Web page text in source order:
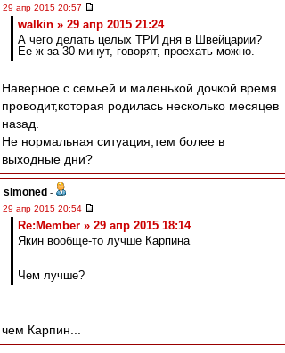
29 апр 2015 20:57
walkin » 29 апр 2015 21:24
А чего делать целых ТРИ дня в Швейцарии?
Ее ж за 30 минут, говорят, проехать можно.
Наверное с семьей и маленькой дочкой время
проводит,которая родилась несколько месяцев
назад.
Не нормальная ситуация,тем более в
выходные дни?
simoned -
29 апр 2015 20:54
Re:Member » 29 апр 2015 18:14
Якин вообще-то лучше Карпина
Чем лучше?
чем Карпин...